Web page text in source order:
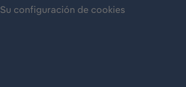
Su configuración de cookies